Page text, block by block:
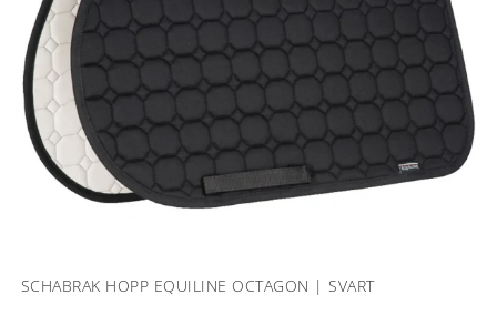
SCHABRAK HOPP EQUILINE OCTAGON | SVART